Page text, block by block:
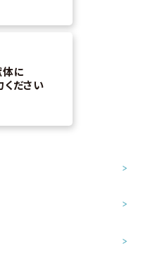
体に
ください